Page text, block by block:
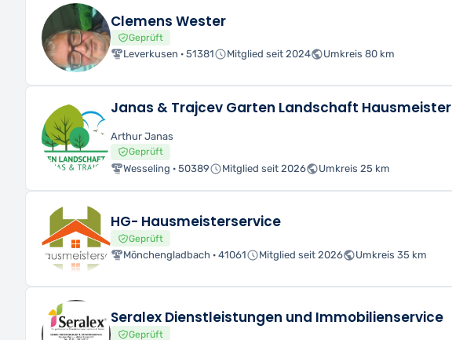
Clemens Wester
Geprüft
Leverkusen · 51381 Mitglied seit 2024 Umkreis 80 km
Janas & Trajcev Garten Landschaft Hausmeister
Arthur Janas
Geprüft
Wesseling · 50389 Mitglied seit 2026 Umkreis 25 km
HG- Hausmeisterservice
Geprüft
Mönchengladbach · 41061 Mitglied seit 2026 Umkreis 35 km
Seralex Dienstleistungen und Immobilienservice
Geprüft